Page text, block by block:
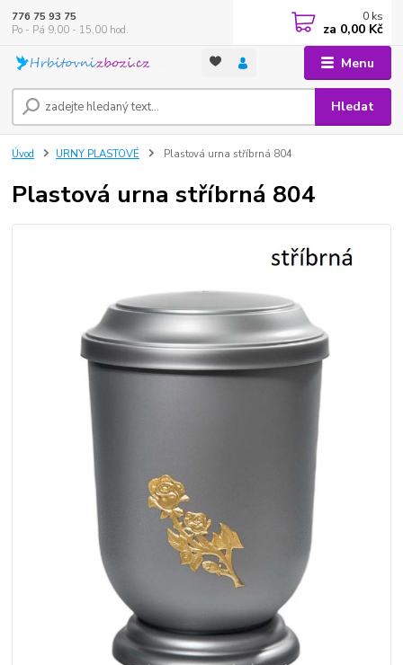
Menu
Hledat
776 75 93 75
Po - Pá 9,00 - 15,00 hod.
0 ks
za 0,00 Kč
Úvod URNY PLASTOVÉ Plastová urna stříbrná 804
Plastová urna stříbrná 804